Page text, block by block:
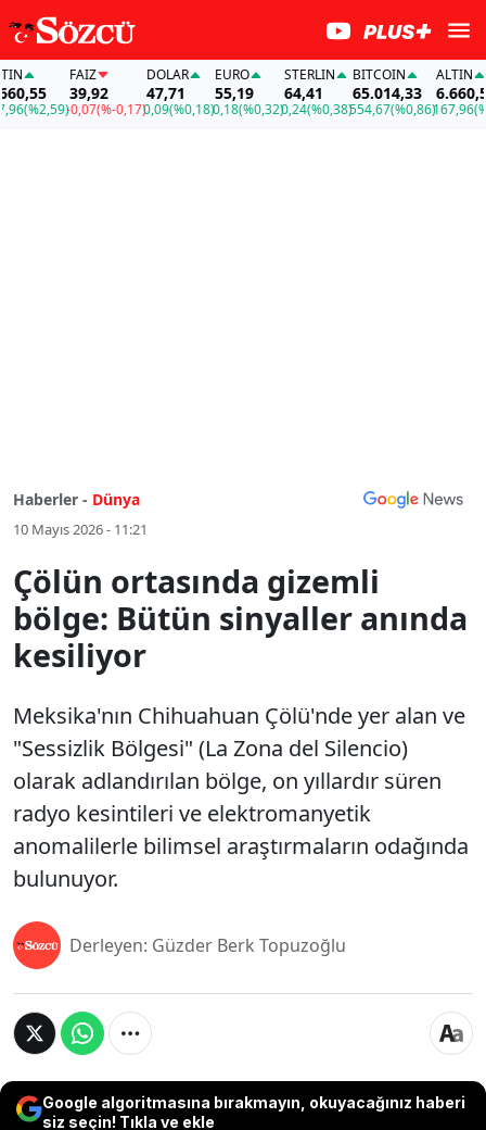
(%2,59)
FAİZ
39,92
-0,07(%-0,17)
DOLAR
47,71
0,09(%0,18)
EURO
55,19
0,18(%0,32)
STERLIN
64,41
0,24(%0,38)
BITCOIN
65.014,33
554,67(%0,86)
ALTIN
6.660,55
167,96
Haberler - Dünya
10 Mayıs 2026 - 11:21
Çölün ortasında gizemli
bölge: Bütün sinyaller anında
kesiliyor
Meksika'nın Chihuahuan Çölü'nde yer alan ve
"Sessizlik Bölgesi" (La Zona del Silencio)
olarak adlandırılan bölge, on yıllardır süren
radyo kesintileri ve elektromanyetik
anomalilerle bilimsel araştırmaların odağında
bulunuyor.
Derleyen: Güzder Berk Topuzoğlu
Google algoritmasına bırakmayın, okuyacağınız haberi
siz seçin! Tıkla ve ekle